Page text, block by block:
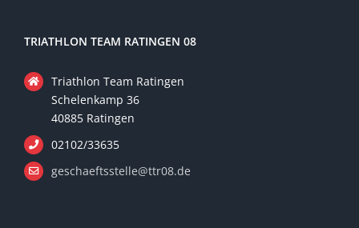
TRIATHLON TEAM RATINGEN 08
Triathlon Team Ratingen
Schelenkamp 36
40885 Ratingen
02102/33635
geschaeftsstelle@ttr08.de